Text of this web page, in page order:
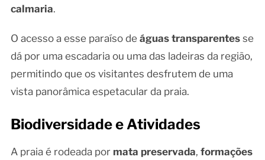
calmaria.
O acesso a esse paraíso de águas transparentesse
dá por uma escadaria ou uma das ladeiras da região,
permitindo que os visitantes desfrutem de uma
vista panorâmica espetacular da praia.
Biodiversidade e Atividades
A praia é rodeada por mata preservada, formações